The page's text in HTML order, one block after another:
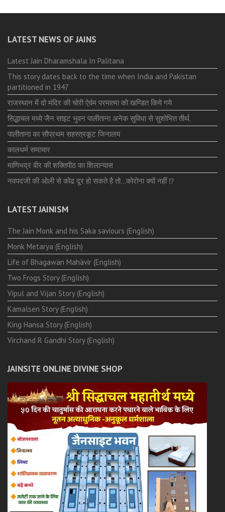
LATEST NEWS OF JAINS
Latest Jain Dharamshala In Palitana
This story dates back to the time when India and Pakistan
partitioned in 1947
राजस्थान में दो मंदिर की चोरी ऐवंम परमात्मा को खण्डित किये गये
सिद्धाचल मध्ये जैन साइट भुवन पालीताना अनेक सुविधा से सुशोभित तीर्थ.
पालीताना का सौप्रथम सहस्त्रकूट जिनालय
कालधर्म समाचार
माणिभद्र वीर की शक्तिपीठ का शिलान्यास
नवपदजी की ओली से कोढ दूर हो सकते है तो…कोरोना क्यों नहीं ⁉️
LATEST JAINISM
The Jain Monk and his Saka saviours (English)
Monk Metarya (English)
Life of Bhagawän Mahävir (English)
Two Frogs Story (English)
Vipul and Vijan Story (English)
Kamalsen Story (English)
King Hansa Story (English)
Virchand R Gandhi Story (English)
JAINSITE ONLINE DIVINE SHOP